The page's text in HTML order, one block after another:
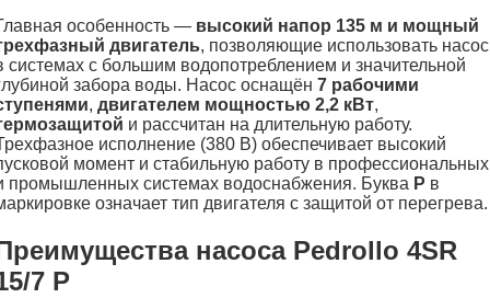
особенность — высокий напор 135 м и мощный
двигатель, позволяющие использовать насос
системах с большим водопотреблением и значительной
забора воды. Насос оснащён 7 рабочими
, двигателем мощностью 2,2 кВт,
и рассчитан на длительную работу.
исполнение (380 В) обеспечивает высокий
момент и стабильную работу в профессиональных
промышленных системах водоснабжения. Буква P в
означает тип двигателя с защитой от перегрева.
насоса Pedrollo 4SR
7 P